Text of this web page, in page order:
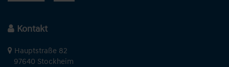
Kontakt
Hauptstraße 82
97640 Stockheim